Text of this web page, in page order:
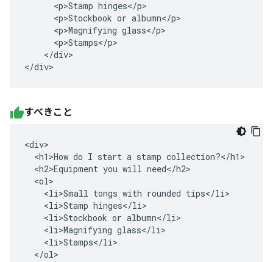
      <p>Stamp hinges</p>
      <p>Stockbook or albumn</p>
      <p>Magnifying glass</p>
      <p>Stamps</p>
    </div>
</div>
すべきこと
<div>
  <h1>How do I start a stamp collection?</h1>
  <h2>Equipment you will need</h2>
  <ol>
    <li>Small tongs with rounded tips</li>
    <li>Stamp hinges</li>
    <li>Stockbook or albumn</li>
    <li>Magnifying glass</li>
    <li>Stamps</li>
  </ol>